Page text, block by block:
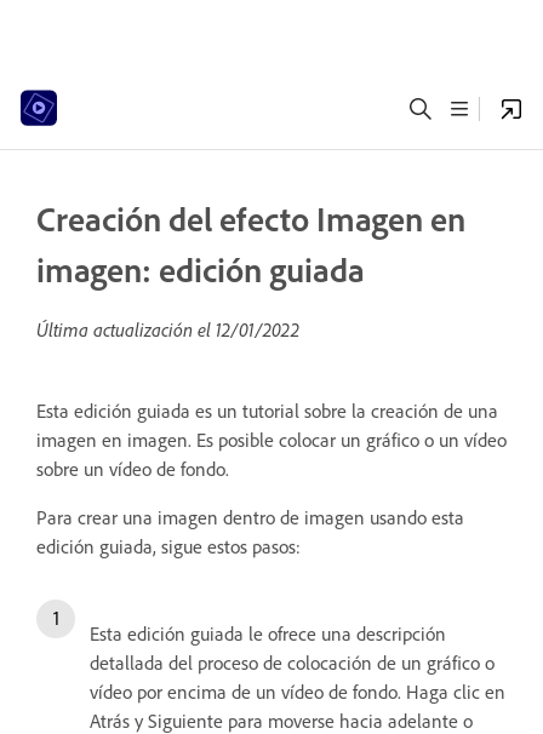
Creación del efecto Imagen en
imagen: edición guiada
Última actualización el 12/01/2022
Esta edición guiada es un tutorial sobre la creación de una
imagen en imagen. Es posible colocar un gráfico o un vídeo
sobre un vídeo de fondo.
Para crear una imagen dentro de imagen usando esta
edición guiada, sigue estos pasos:
Esta edición guiada le ofrece una descripción
detallada del proceso de colocación de un gráfico o
vídeo por encima de un vídeo de fondo. Haga clic en
Atrás y Siguiente para moverse hacia adelante o